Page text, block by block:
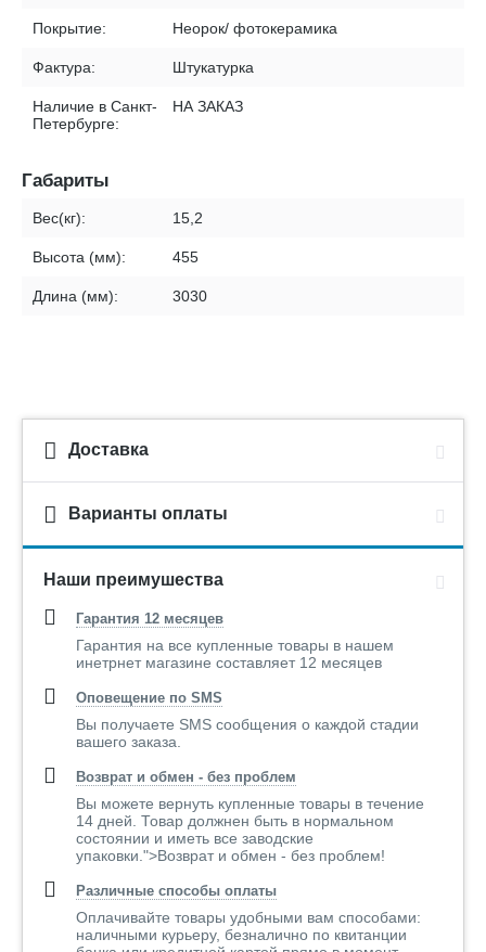
Покрытие: Неорок/ фотокерамика
Фактура: Штукатурка
Наличие в Санкт-
Петербурге:
НА ЗАКАЗ
Габариты
Вес(кг): 15,2
Высота (мм): 455
Длина (мм): 3030
Доставка
Варианты оплаты
Наши преимушества
Гарантия 12 месяцев
Гарантия на все купленные товары в нашем
инетрнет магазине составляет 12 месяцев
Оповещение по SMS
Вы получаете SMS сообщения о каждой стадии
вашего заказа.
Возврат и обмен - без проблем
Вы можете вернуть купленные товары в течение
14 дней. Товар должнен быть в нормальном
состоянии и иметь все заводские
упаковки.">Возврат и обмен - без проблем!
Различные способы оплаты
Оплачивайте товары удобными вам способами:
наличными курьеру, безналично по квитанции